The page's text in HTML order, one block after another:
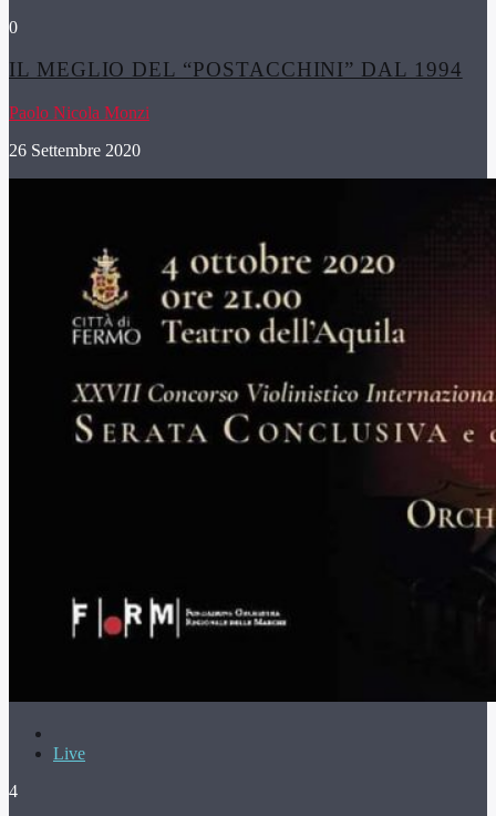
0
IL MEGLIO DEL “POSTACCHINI” DAL 1994
Paolo Nicola Monzi
26 Settembre 2020
Live
4